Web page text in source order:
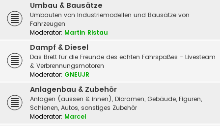
Umbau & Bausätze
Umbauten von Industriemodellen und Bausätze von
Fahrzeugen
Moderator: Martin Ristau
Dampf & Diesel
Das Brett für die Freunde des echten Fahrspaßes - Livesteam
& Verbrennungsmotoren
Moderator: GNEUJR
Anlagenbau & Zubehör
Anlagen (aussen & innen), Dioramen, Gebäude, Figuren,
Schienen, Autos, sonstiges Zubehör
Moderator: Marcel